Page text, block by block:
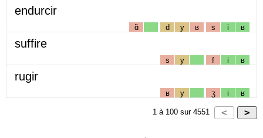
endurcir
ɑ̃ d y ʁ s i ʁ
suffire
s y f i ʁ
rugir
ʁ y ʒ i ʁ
1 à 100 sur 4551